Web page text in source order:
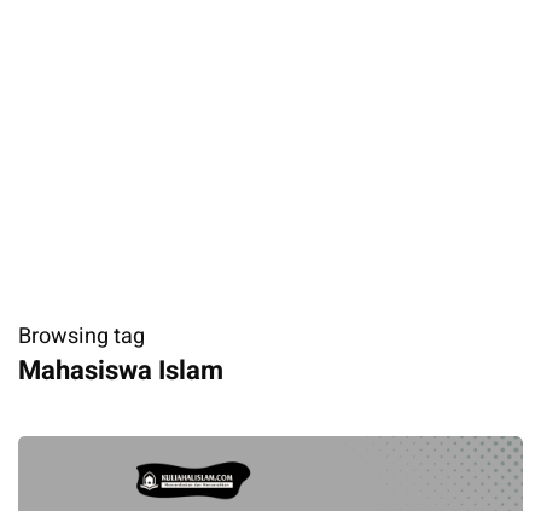
Browsing tag
Mahasiswa Islam